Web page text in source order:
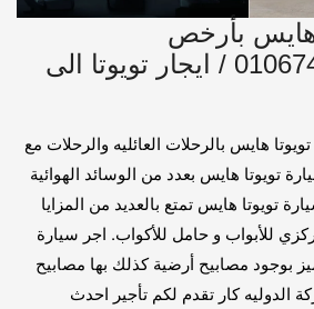
هايس بأرخص
الأسعار 01067451866 / ايجار تويوتا الى
هايس بالرحلات العائليه والرحلات مع
تويوتا هايس بعدد من الوسائد الهوائية
تويوتا هايس تمتع بالعديد من المزايا
للأبواب و حامل للأكواب. اجر سيارة
بوجود مصابيح أرضية كذلك بها مصابيح
الدوليه كار تقدم لكم تأجير احدث